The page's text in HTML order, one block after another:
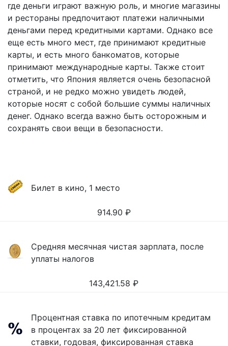
где деньги играют важную роль, и многие магазины
и рестораны предпочитают платежи наличными
деньгами перед кредитными картами. Однако все
еще есть много мест, где принимают кредитные
карты, и есть много банкоматов, которые
принимают международные карты. Также стоит
отметить, что Япония является очень безопасной
страной, и не редко можно увидеть людей,
которые носят с собой большие суммы наличных
денег. Однако всегда важно быть осторожным и
сохранять свои вещи в безопасности.
Билет в кино, 1 место
914.90 ₽
Средняя месячная чистая зарплата, после
уплаты налогов
143,421.58 ₽
Процентная ставка по ипотечным кредитам
в процентах за 20 лет фиксированной
ставки, годовая, фиксированная ставка